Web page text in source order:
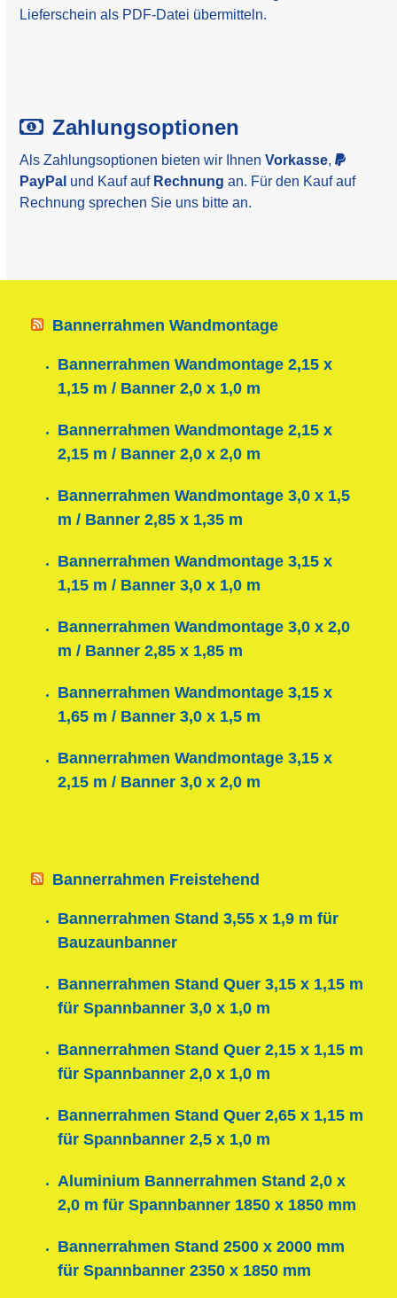
Lieferschein als PDF-Datei übermitteln.
Zahlungsoptionen
Als Zahlungsoptionen bieten wir IhnenVorkasse,
PayPal und Kauf auf Rechnung an. Für den Kauf auf
Rechnung sprechen Sie uns bitte an.
Bannerrahmen Wandmontage
Bannerrahmen Wandmontage 2,15 x
1,15 m / Banner 2,0 x 1,0 m
Bannerrahmen Wandmontage 2,15 x
2,15 m / Banner 2,0 x 2,0 m
Bannerrahmen Wandmontage 3,0 x 1,5
m / Banner 2,85 x 1,35 m
Bannerrahmen Wandmontage 3,15 x
1,15 m / Banner 3,0 x 1,0 m
Bannerrahmen Wandmontage 3,0 x 2,0
m / Banner 2,85 x 1,85 m
Bannerrahmen Wandmontage 3,15 x
1,65 m / Banner 3,0 x 1,5 m
Bannerrahmen Wandmontage 3,15 x
2,15 m / Banner 3,0 x 2,0 m
Bannerrahmen Freistehend
Bannerrahmen Stand 3,55 x 1,9 m für
Bauzaunbanner
Bannerrahmen Stand Quer 3,15 x 1,15 m
für Spannbanner 3,0 x 1,0 m
Bannerrahmen Stand Quer 2,15 x 1,15 m
für Spannbanner 2,0 x 1,0 m
Bannerrahmen Stand Quer 2,65 x 1,15 m
für Spannbanner 2,5 x 1,0 m
Aluminium Bannerrahmen Stand 2,0 x
2,0 m für Spannbanner 1850 x 1850 mm
Bannerrahmen Stand 2500 x 2000 mm
für Spannbanner 2350 x 1850 mm